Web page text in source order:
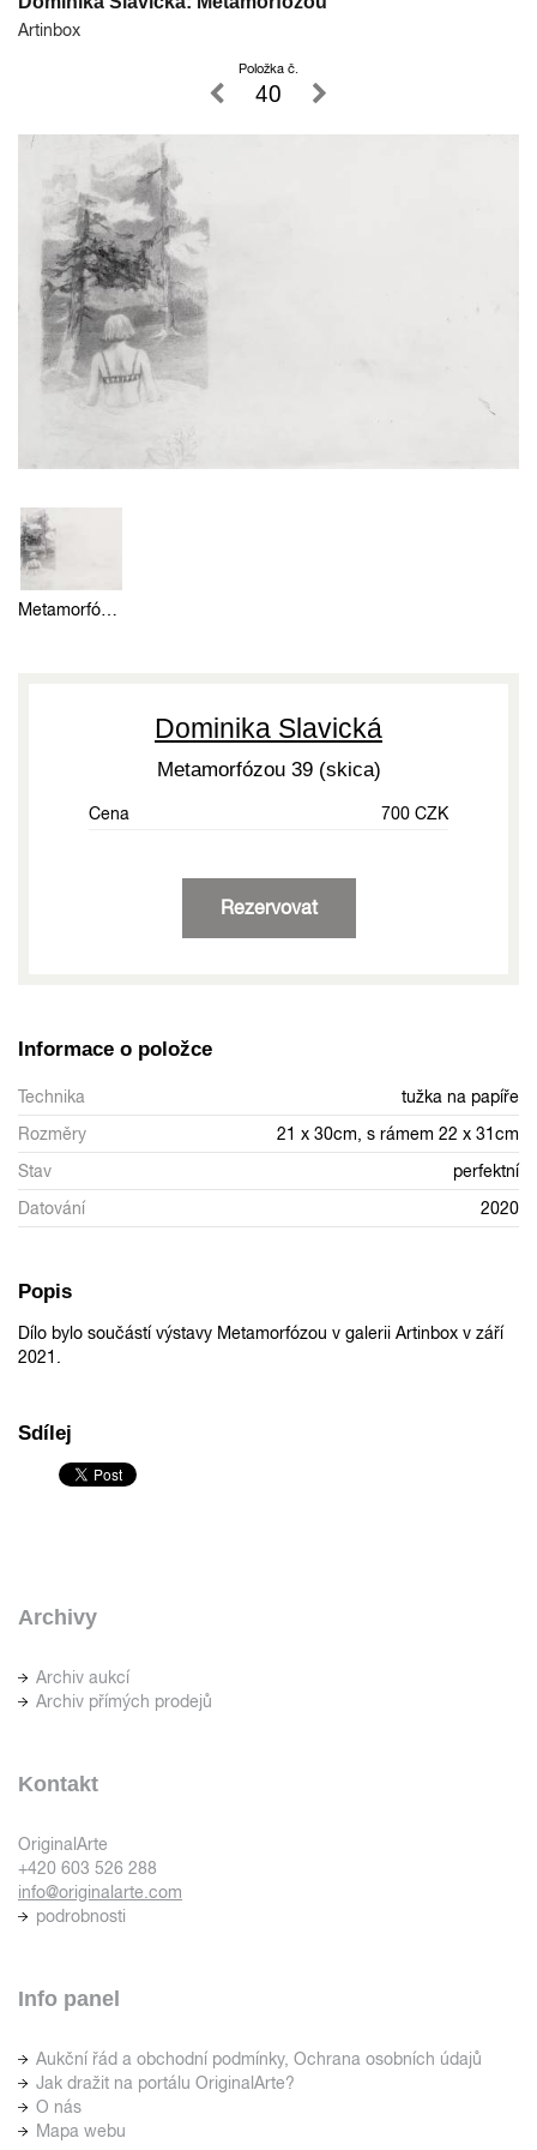
Artinbox
Položka č.
40
Metamorfózou 39 (skica)
Dominika Slavická
Metamorfózou 39 (skica)
Cena 700 CZK
Rezervovat
Informace o položce
Technika
tužka na papíře
Rozměry
21 x 30cm, s rámem 22 x 31cm
Stav
perfektní
Datování
2020
Popis
Dílo bylo součástí výstavy Metamorfózou v galerii Artinbox v září
2021.
Sdílej
Archivy
Archiv aukcí
Archiv přímých prodejů
Kontakt
OriginalArte
+420 603 526 288
info@originalarte.com
podrobnosti
Info panel
Aukční řád a obchodní podmínky, Ochrana osobních údajů
Jak dražit na portálu OriginalArte?
O nás
Mapa webu